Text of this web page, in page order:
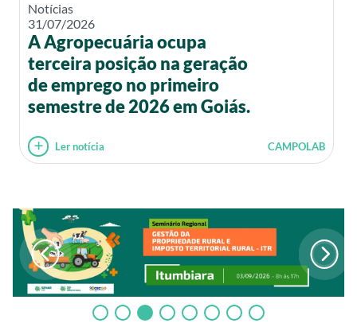
Notícias
31/07/2026
A Agropecuária ocupa
terceira posição na geração
de emprego no primeiro
semestre de 2026 em Goiás.
Ler notícia CAMPOLAB